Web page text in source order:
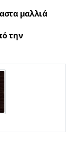
μαλλιά
την